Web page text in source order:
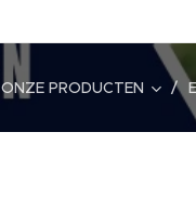
ONZE PRODUCTEN